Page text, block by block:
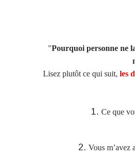
"Pourquoi personne ne
Lisez plutôt ce qui suit, les
Ce que
Vous m’avez